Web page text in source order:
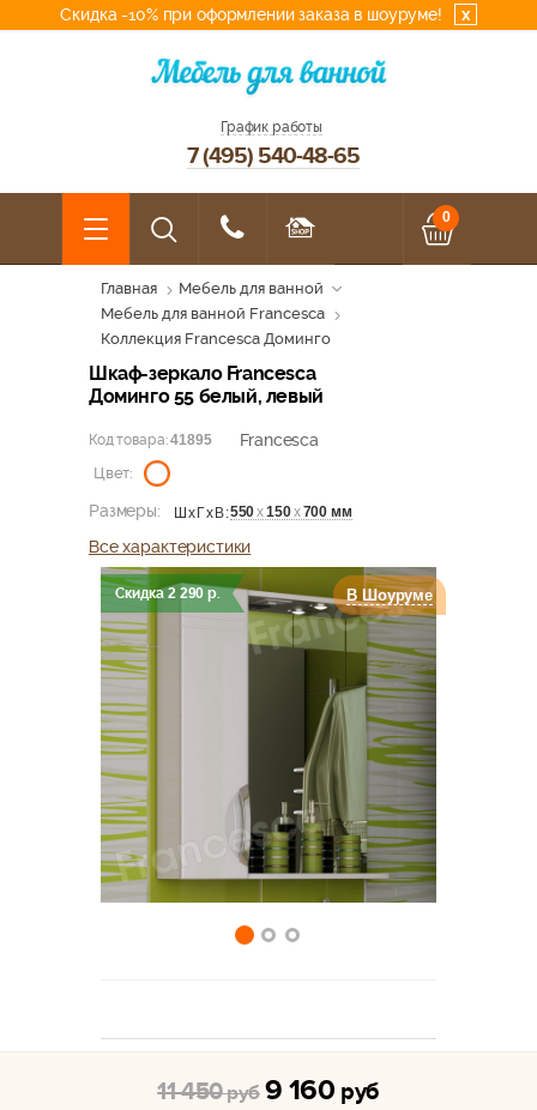
Скидка -10% при оформлении заказа в шоуруме! x
График работы
7 (495) 540-48-65
0
Главная
Мебель для ванной
Мебель для ванной Francesca
Коллекция Francesca Доминго
Шкаф-зеркало Francesca
Доминго 55 белый, левый
Код товара: 41895 Francesca
Цвет:
Размеры: ШхГхВ:550х150х700 мм
Все характеристики
Скидка 2 290 р. В Шоуруме
11 450руб 9 160 руб